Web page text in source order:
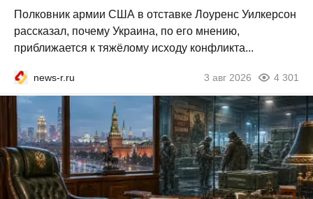
Полковник армии США в отставке Лоуренс Уилкерсон
рассказал, почему Украина, по его мнению,
приближается к тяжёлому исходу конфликта...
news-r.ru 3 авг 2026 4 301